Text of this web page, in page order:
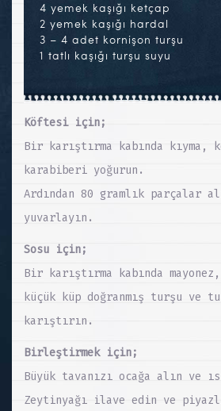
4 yemek kaşığı ketçap
2 yemek kaşığı hardal
3 – 4 adet kornişon turşu
1 tatlı kaşığı turşu suyu
Köftesi için;
Bir karıştırma kabında kıyma,
karabiberi yoğurun.
Ardından 80 gramlık parçalar
yuvarlayın.
Sosu için;
Bir karıştırma kabında
küçük küp doğranmış turşu ve
karıştırın.
Birleştirmek için;
Büyük tavanızı ocağa alın ve
Zeytinyağı ilave edin ve